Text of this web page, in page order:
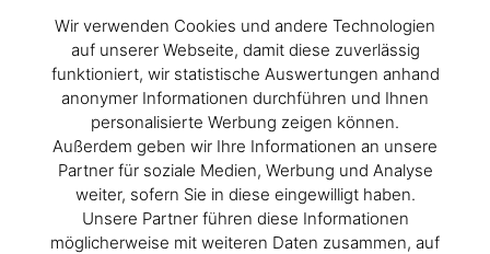
Wir verwenden Cookies und andere Technologien
auf unserer Webseite, damit diese zuverlässig
funktioniert, wir statistische Auswertungen anhand
anonymer Informationen durchführen und Ihnen
personalisierte Werbung zeigen können.
Außerdem geben wir Ihre Informationen an unsere
Partner für soziale Medien, Werbung und Analyse
weiter, sofern Sie in diese eingewilligt haben.
Unsere Partner führen diese Informationen
möglicherweise mit weiteren Daten zusammen, auf